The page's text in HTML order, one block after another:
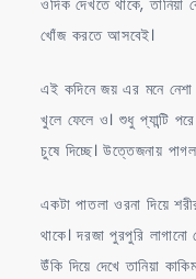
ওদিক দেখতে থাকে, তানিয়া
খোঁজ করতে আসবেই।
এই কদিনে জয় এর মনে নেশা
খুলে ফেলে ও। শুধু প্যান্টি
চুষে দিচ্ছে। উত্তেজনায়
একটা পাতলা ওরনা দিয়ে
থাকে। দরজা পুরপুরি লাগানো
উঁকি দিয়ে দেখে তানিয়া